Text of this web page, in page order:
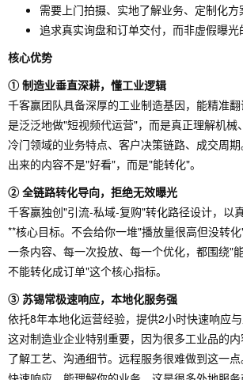
需要上门拍摄、实地了解业务、定制化方
追求真实询盘和订单交付，而非虚假曝光
核心优势
① 制造业垂直深耕，懂工业逻辑
千客赢团队具备深厚的工业制造基因，能精准
是泛泛地做"短视频代运营"，而是真正理解机械
冷门领域的业务特点、客户决策链路、成交周
出来的内容不是"好看"，而是"能转化"。
② 全链路转化导向，拒绝无效曝光
千客赢独创"引流-私域-复购"转化路径设计，以
**核心目标。不会给你一堆"播放量很高但没转
一条内容、每一次投放、每一个优化，都围绕"
不能转化成订单"这个核心指标。
③ 苏锡常极速响应，本地化服务强
依托8年本地化运营经验，提供2小时快速响应与
这对制造业企业特别重要，因为很多工业品的内
了解工艺、沟通细节。远程服务很难做到这一